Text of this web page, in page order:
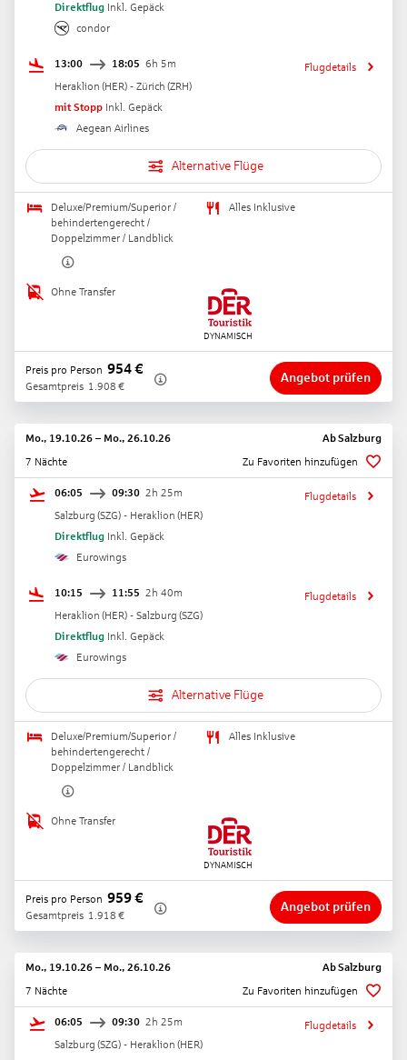
Direktflug Inkl. Gepäck
condor
13:00 18:05 6h 5m
Heraklion (HER) - Zürich (ZRH)
mit Stopp Inkl. Gepäck
Aegean Airlines
Flugdetails
Alternative Flüge
Deluxe/Premium/Superior /
behindertengerecht /
Doppelzimmer / Landblick
Alles Inklusive
Ohne Transfer
Preis pro Person 954€
Gesamtpreis 1.908 €
Angebot prüfen
Mo., 19.10.26 – Mo., 26.10.26 AbSalzburg
7 Nächte
Zu Favoriten hinzufügen
06:05 09:30 2h 25m
Salzburg (SZG) - Heraklion (HER)
Direktflug Inkl. Gepäck
Eurowings
Flugdetails
10:15 11:55 2h 40m
Heraklion (HER) - Salzburg (SZG)
Direktflug Inkl. Gepäck
Eurowings
Flugdetails
Alternative Flüge
Deluxe/Premium/Superior /
behindertengerecht /
Doppelzimmer / Landblick
Alles Inklusive
Ohne Transfer
Preis pro Person 959€
Gesamtpreis 1.918 €
Angebot prüfen
Mo., 19.10.26 – Mo., 26.10.26 AbSalzburg
7 Nächte
Zu Favoriten hinzufügen
06:05 09:30 2h 25m
Salzburg (SZG) - Heraklion (HER)
Flugdetails